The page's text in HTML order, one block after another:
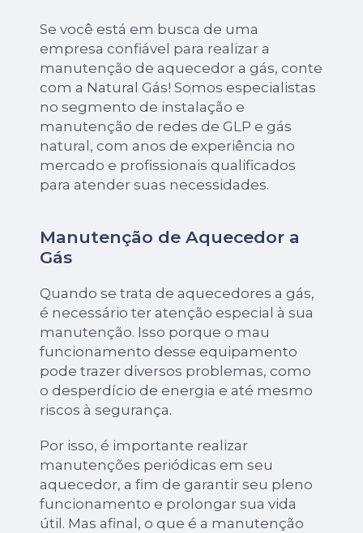
Se você está em busca de uma
empresa confiável para realizar a
manutenção de aquecedor a gás, conte
com a Natural Gás! Somos especialistas
no segmento de instalação e
manutenção de redes de GLP e gás
natural, com anos de experiência no
mercado e profissionais qualificados
para atender suas necessidades.
Manutenção de Aquecedor a
Gás
Quando se trata de aquecedores a gás,
é necessário ter atenção especial à sua
manutenção. Isso porque o mau
funcionamento desse equipamento
pode trazer diversos problemas, como
o desperdício de energia e até mesmo
riscos à segurança.
Por isso, é importante realizar
manutenções periódicas em seu
aquecedor, a fim de garantir seu pleno
funcionamento e prolongar sua vida
útil. Mas afinal, o que é a manutenção